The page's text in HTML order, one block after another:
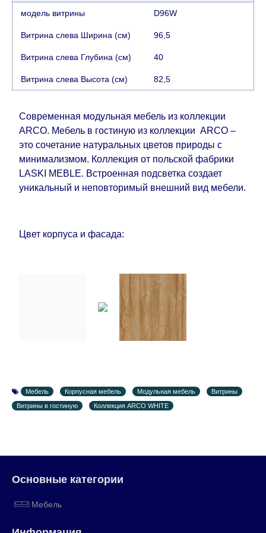
кредитной
Возможны задержки, связанные с морской
которые не может повлиять Поставщик, в этих
случаях срок доставки будет продлен еще на 30
рабочих дней и не будет считаться
прилагают все усилия, чтобы максимально
ускоритьдоставку, но, не имея возможности
это гарантировать, поэтому интернет-магазин
не несет ответственности за какие-либо
задержки.
Мебель из категории "Модульная мебель"
поступления модулей с фабрики, в течение
модель витрины D96W
Витрина слева Ширина (см) 96,5
Витрина слева Глубина (см) 40
Витрина слева Высота (см) 82,5
Современная модульная мебель из коллекции
ARCO. Мебель в гостиную из коллекции ARCO –
это сочетание натуральных цветов природы с
минимализмом. Коллекция от польской фабрики
LASKI MEBLE. Встроенная подсветка создает
уникальный и неповторимый внешний вид мебели.
Цвет корпуса и фасада:
Мебель Корпусная мебель Модульная мебель
Витрины
Витрины в гостиную
Коллекция ARCO WHITE
Основные категории
Мебель